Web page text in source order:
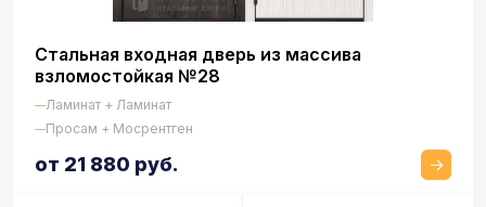
Стальная входная дверь из массива
взломостойкая №28
Ламинат + Ламинат
Просам + Мосрентген
от 21 880 руб.